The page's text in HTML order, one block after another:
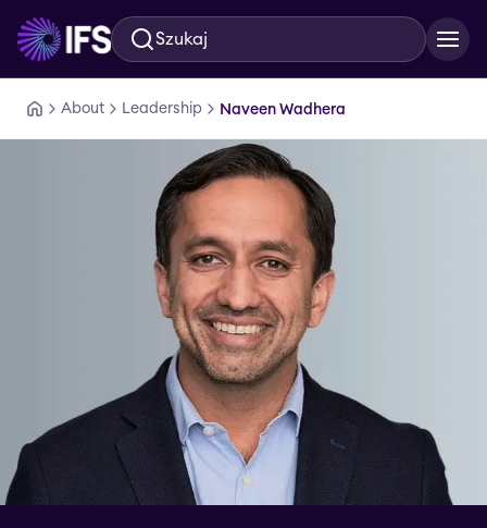
Przejdź do głównej treści
Szukaj
About Leadership Naveen Wadhera